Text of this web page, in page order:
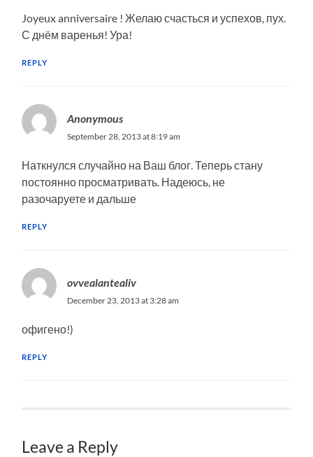
Joyeux anniversaire ! Желаю счасться и успехов, пух.
С днём варенья! Ура!
REPLY
Anonymous
September 28, 2013 at 8:19 am
Наткнулся случайно на Ваш блог. Теперь стану
постоянно просматривать. Надеюсь, не
разочаруете и дальше
REPLY
ovvealantealiv
December 23, 2013 at 3:28 am
офигено!)
REPLY
Leave a Reply